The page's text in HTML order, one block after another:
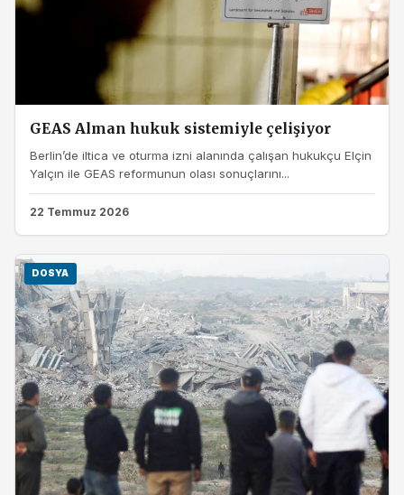
GEAS Alman hukuk sistemiyle çelişiyor
Berlin’de iltica ve oturma izni alanında çalışan hukukçu Elçin
Yalçın ile GEAS reformunun olası sonuçlarını...
22 Temmuz 2026
DOSYA